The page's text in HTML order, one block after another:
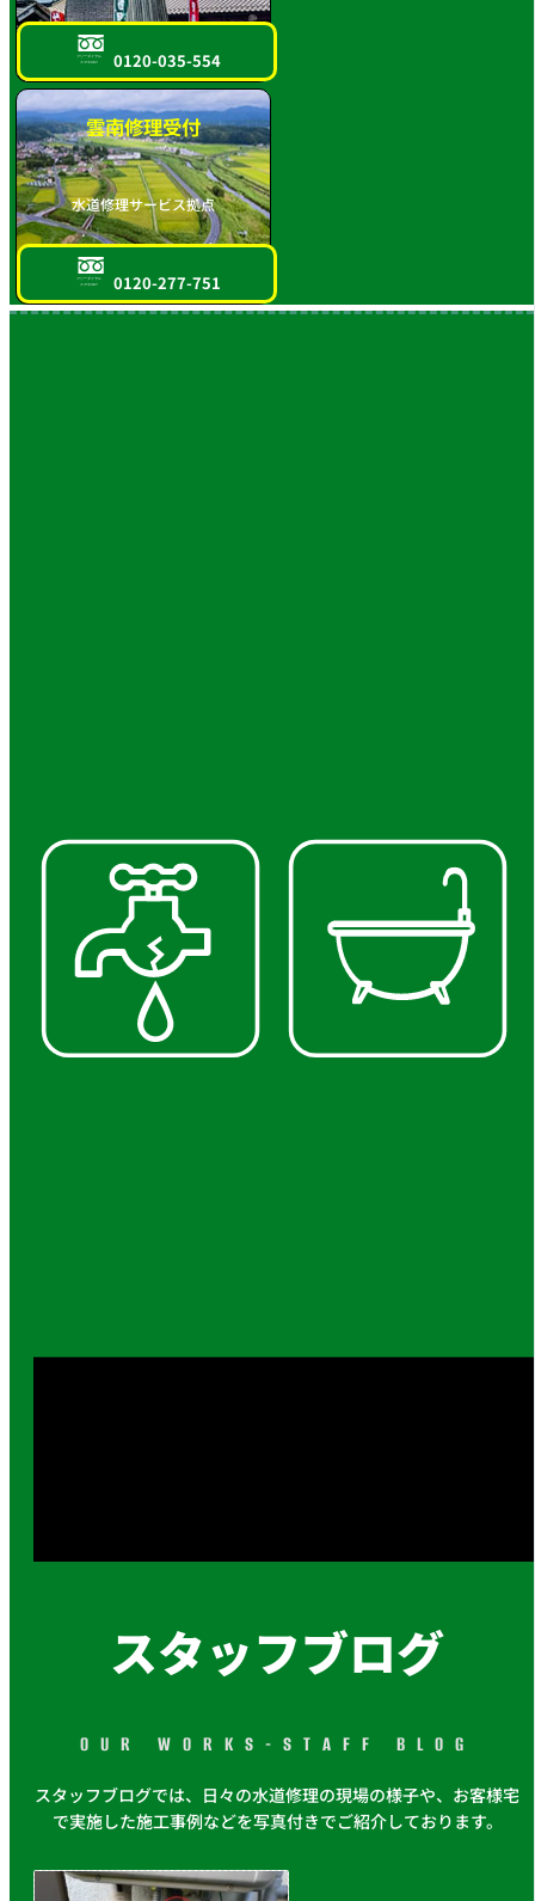
フリーダイヤル
スマホOK!! 0120-035-554
雲南修理受付
水道修理サービス拠点
フリーダイヤル
スマホOK!! 0120-277-751
スタッフブログ
OUR WORKS-STAFF BLOG
スタッフブログでは、日々の水道修理の現場の様子や、お客様宅
で実施した施工事例などを写真付きでご紹介しております。